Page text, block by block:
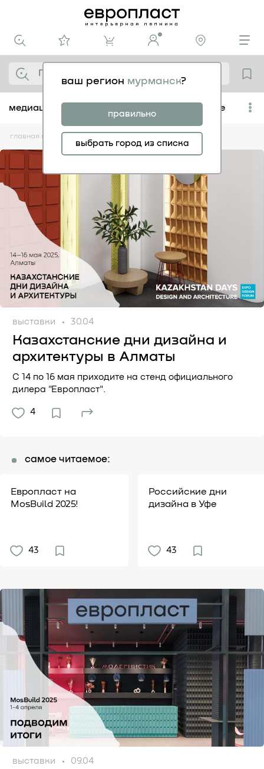
ваш регион мурманск?
правильно
выбрать город из списка
медиацентр сохраненное
главная медиацентр
выставки 30.04
Казахстанские дни дизайна и
архитектуры в Алматы
С 14 по 16 мая приходите на стенд официального
дилера "Европласт".
4
самое читаемое:
Европласт на
MosBuild 2025!
43
Российские дни
дизайна в Уфе
43
выставки 09.04